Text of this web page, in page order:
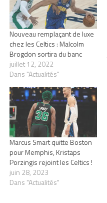
Nouveau remplaçant de luxe
chez les Celtics : Malcolm
Brogdon sortira du banc
juillet 12, 2022
Dans "Actualités"
Marcus Smart quitte Boston
pour Memphis, Kristaps
Porzingis rejoint les Celtics !
juin 28, 2023
Dans "Actualités"